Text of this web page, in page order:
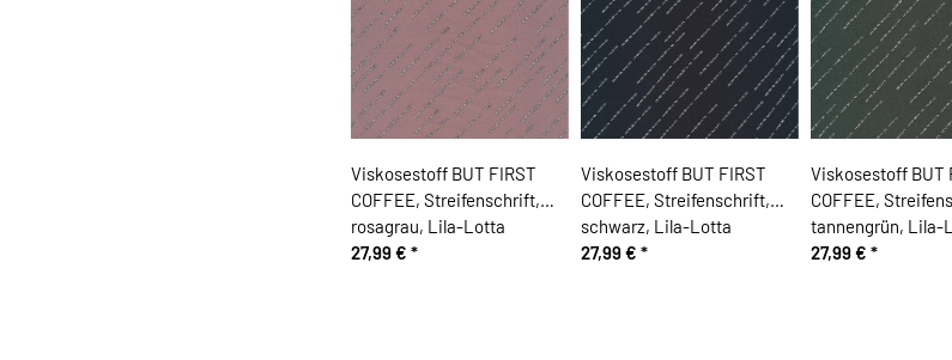
Viskosestoff BUT FIRST
COFFEE, Streifenschrift,
rosagrau, Lila-Lotta
27,99 € *
Viskosestoff BUT FIRST
COFFEE, Streifenschrift,
schwarz, Lila-Lotta
27,99 € *
Viskosestoff BUT
COFFEE,
tannengrün, Lila-
27,99 € *